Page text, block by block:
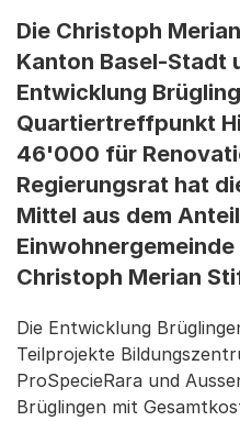
Die Christoph
Kanton Basel-Stadt
Entwicklung
Quartiertreffpunkt
46'000 für
Regierungsrat hat
Mittel aus dem
Christoph Merian
Die Entwicklung
Teilprojekte
ProSpecieRara und
Brüglingen mit